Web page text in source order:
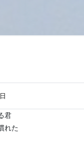
10
月
19
君
れた